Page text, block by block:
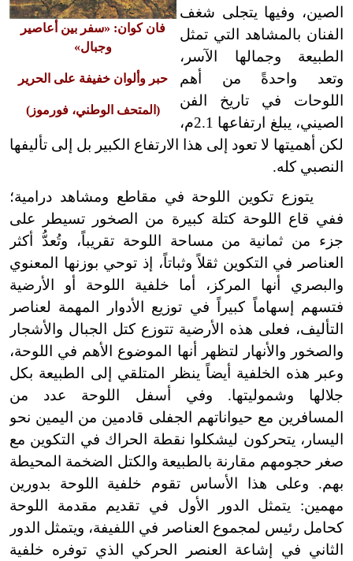
فان كوان: «سفر بين أعاصير
وجبال»
حبر وألوان خفيفة على الحرير
(المتحف الوطني، فورموز)
الصين، وفيها يتجلى شغف
الفنان بالمشاهد التي تمثل
الطبيعة وجمالها الآسر،
وتعد واحدةً من أهم
اللوحات في تاريخ الفن
الصيني، يبلغ ارتفاعها 2.1م،
لكن أهميتها لا تعود إلى هذا الارتفاع الكبير بل إلى تأليفها
النصبي كله.
يتوزع تكوين اللوحة في مقاطع ومشاهد درامية؛
ففي قاع اللوحة كتلة كبيرة من الصخور تسيطر على
جزء من ثمانية من مساحة اللوحة تقريباً، وتُعدُّ أكثر
العناصر في التكوين ثقلاً وثباتاً، إذ توحي بوزنها المعنوي
والبصري أنها المركز، أما خلفية اللوحة أو الأرضية
فتسهم إسهاماً كبيراً في توزيع الأدوار المهمة لعناصر
التأليف، فعلى هذه الأرضية تتوزع كتل الجبال والأشجار
والصخور والأنهار لتظهر أنها الموضوع الأهم في اللوحة،
وعبر هذه الخلفية أيضاً ينظر المتلقي إلى الطبيعة بكل
جلالها وشموليتها. وفي أسفل اللوحة عدد من
المسافرين مع حيواناتهم الجفلى قادمين من اليمين نحو
اليسار، يتحركون ليشكلوا نقطة الحراك في التكوين مع
صغر حجومهم مقارنة بالطبيعة والكتل الضخمة المحيطة
بهم. وعلى هذا الأساس تقوم خلفية اللوحة بدورين
مهمين: يتمثل الدور الأول في تقديم مقدمة اللوحة
كحامل رئيس لمجموع العناصر في اللفيفة، ويتمثل الدور
الثاني في إشاعة العنصر الحركي الذي توفره خلفية